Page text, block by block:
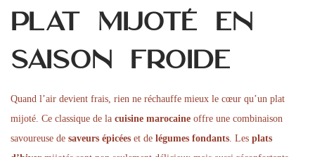
plat mijoté en
saison froide
Quand l’air devient frais, rien ne réchauffe mieux le cœur qu’un plat
mijoté. Ce classique de la cuisine marocaine offre une combinaison
savoureuse de saveurs épicées et de légumes fondants. Les plats